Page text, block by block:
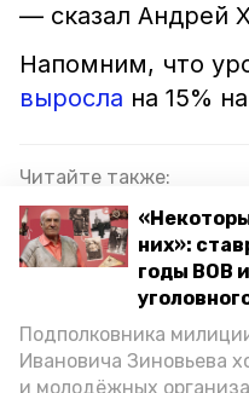
них»:
годы ВОВ
Подполковника
Ивановича Зиновьева
и молодёжных
— сказал Андрей
Напомним, что
выросла на 15%
Читайте также:
Больше 3,5 тыс. тонн
посадили на
Аграрии
Инициативу